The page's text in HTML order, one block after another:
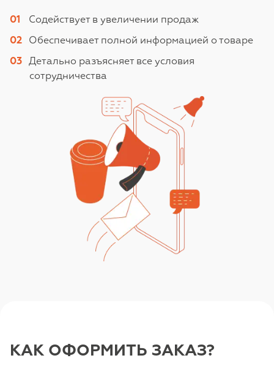
Содействует в увеличении продаж
Обеспечивает полной информацией о товаре
Детально разъясняет все условия
сотрудничества
КАК ОФОРМИТЬ ЗАКАЗ?